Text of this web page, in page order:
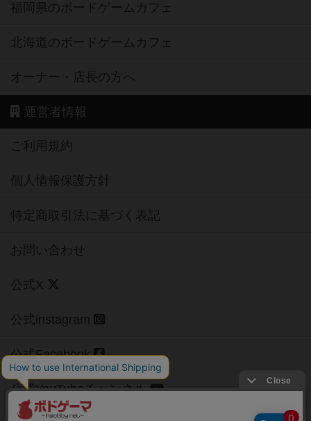
福岡県のボードゲームカフェ
北海道のボードゲームカフェ
オーナー・店長の方へ
運営者情報
ご利用規約
個人情報保護方針
特定商取引法に基づく表記
お問い合わせ
公式X
公式instagram
公式Facebook
公式YouTubeチャンネル